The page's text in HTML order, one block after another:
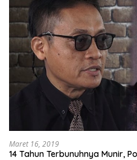
Maret 16, 2019
14 Tahun Terbunuhnya Munir,